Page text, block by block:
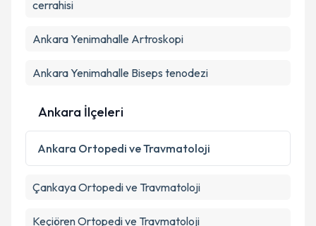
cerrahisi
Ankara Yenimahalle Artroskopi
Ankara Yenimahalle Biseps tenodezi
Ankara İlçeleri
Ankara Ortopedi ve Travmatoloji
ÇankayaOrtopedi ve Travmatoloji
KeçiörenOrtopedi ve Travmatoloji